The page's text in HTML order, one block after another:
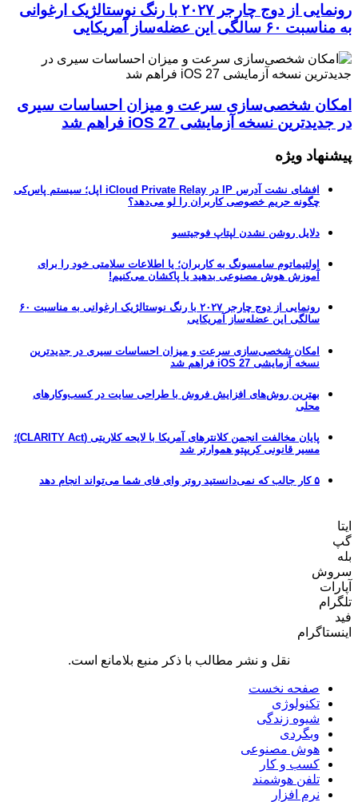
رونمایی از دوج چارجر ۲۰۲۷ با رنگ نوستالژیک ارغوانی
به مناسبت ۶۰ سالگی این عضله‌ساز آمریکایی
امکان شخصی‌سازی سرعت و میزان احساسات سیری
در جدیدترین نسخه آزمایشی iOS 27 فراهم شد
پیشنهاد ویژه
افشای نشت آدرس IP در iCloud Private Relay اپل؛ سیستم پاس‌کی
چگونه حریم خصوصی کاربران را لو می‌دهد؟
دلایل روشن نشدن لپتاپ فوجیتسو
اولتیماتوم سامسونگ به کاربران؛ یا اطلاعات سلامتی خود را برای
آموزش هوش مصنوعی بدهید یا پاکشان می‌کنیم!
رونمایی از دوج چارجر ۲۰۲۷ با رنگ نوستالژیک ارغوانی به مناسبت ۶۰
سالگی این عضله‌ساز آمریکایی
امکان شخصی‌سازی سرعت و میزان احساسات سیری در جدیدترین
نسخه آزمایشی iOS 27 فراهم شد
بهترین روش‌های افزایش فروش با طراحی سایت در کسب‌وکارهای
محلی
پایان مخالفت انجمن کلانترهای آمریکا با لایحه کلاریتی (CLARITY Act)؛
مسیر قانونی کریپتو هموارتر شد
۵ کار جالب که نمی‌دانستید روتر وای فای شما می‌تواند انجام دهد
ایتا
گپ
بله
سروش
آپارات
تلگرام
فید
اینستاگرام
نقل و نشر مطالب با ذکر منبع بلامانع است.
صفحه نخست
تکنولوژی
شیوه زندگی
وبگردی
هوش مصنوعی
کسب و کار
تلفن هوشمند
نرم افزار